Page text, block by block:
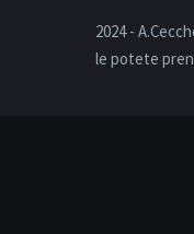
2024 -
le potete